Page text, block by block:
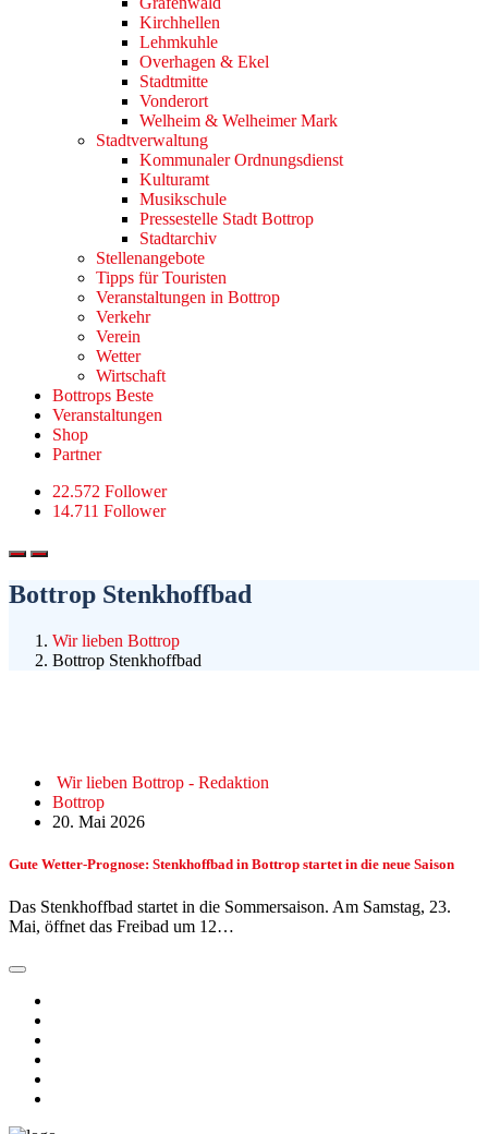
Kirchhellen
Lehmkuhle
Overhagen & Ekel
Stadtmitte
Vonderort
Welheim & Welheimer Mark
Stadtverwaltung
Kommunaler Ordnungsdienst
Kulturamt
Musikschule
Pressestelle Stadt Bottrop
Stadtarchiv
Stellenangebote
Tipps für Touristen
Veranstaltungen in Bottrop
Verkehr
Verein
Wetter
Wirtschaft
Bottrops Beste
Veranstaltungen
Shop
Partner
22.572 Follower
14.711 Follower
Bottrop Stenkhoffbad
Wir lieben Bottrop
Bottrop Stenkhoffbad
Wir lieben Bottrop - Redaktion
Bottrop
20. Mai 2026
Gute Wetter-Prognose: Stenkhoffbad in Bottrop startet in die neue Saison
Das Stenkhoffbad startet in die Sommersaison. Am Samstag, 23.
Mai, öffnet das Freibad um 12…